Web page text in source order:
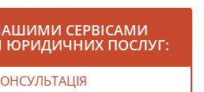
СЕРВІСАМИ
ЮРИДИЧНИХ ПОСЛУГ: